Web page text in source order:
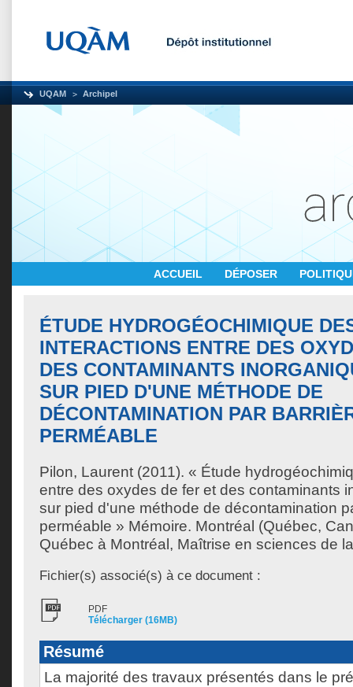
UQAM Archipel
ACCUEIL DÉPOSER
ÉTUDE HYDROGÉOCHIMIQUE
INTERACTIONS ENTRE DES
DES CONTAMINANTS
SUR PIED D'UNE MÉTHODE DE
DÉCONTAMINATION PAR
PERMÉABLE
Pilon, Laurent (2011). « Étude
entre des oxydes de fer et des contaminants
sur pied d'une méthode de décontamination
perméable » Mémoire. Montréal (Québec,
Québec à Montréal, Maîtrise en sciences de
Fichier(s) associé(s) à ce document :
PDF
Télécharger (16MB)
Résumé
La majorité des travaux présentés dans le